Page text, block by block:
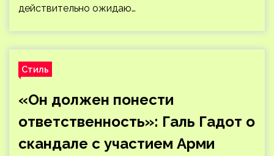
действительно ожидаю…
Стиль
«Он должен понести
ответственность»: Галь Гадот о
скандале с участием Арми